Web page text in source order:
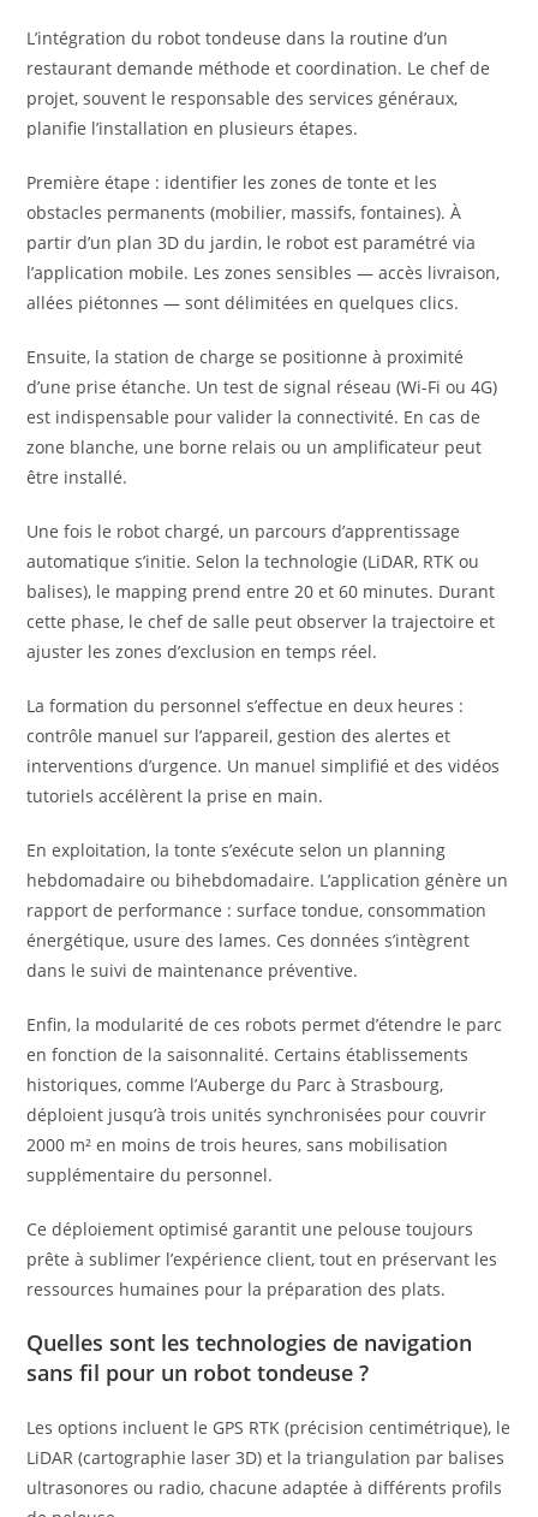
L’intégration du robot tondeuse dans la routine d’un
restaurant demande méthode et coordination. Le chef de
projet, souvent le responsable des services généraux,
planifie l’installation en plusieurs étapes.
Première étape : identifier les zones de tonte et les
obstacles permanents (mobilier, massifs, fontaines). À
partir d’un plan 3D du jardin, le robot est paramétré via
l’application mobile. Les zones sensibles — accès livraison,
allées piétonnes — sont délimitées en quelques clics.
Ensuite, la station de charge se positionne à proximité
d’une prise étanche. Un test de signal réseau (Wi-Fi ou 4G)
est indispensable pour valider la connectivité. En cas de
zone blanche, une borne relais ou un amplificateur peut
être installé.
Une fois le robot chargé, un parcours d’apprentissage
automatique s’initie. Selon la technologie (LiDAR, RTK ou
balises), le mapping prend entre 20 et 60 minutes. Durant
cette phase, le chef de salle peut observer la trajectoire et
ajuster les zones d’exclusion en temps réel.
La formation du personnel s’effectue en deux heures :
contrôle manuel sur l’appareil, gestion des alertes et
interventions d’urgence. Un manuel simplifié et des vidéos
tutoriels accélèrent la prise en main.
En exploitation, la tonte s’exécute selon un planning
hebdomadaire ou bihebdomadaire. L’application génère un
rapport de performance : surface tondue, consommation
énergétique, usure des lames. Ces données s’intègrent
dans le suivi de maintenance préventive.
Enfin, la modularité de ces robots permet d’étendre le parc
en fonction de la saisonnalité. Certains établissements
historiques, comme l’Auberge du Parc à Strasbourg,
déploient jusqu’à trois unités synchronisées pour couvrir
2000 m² en moins de trois heures, sans mobilisation
supplémentaire du personnel.
Ce déploiement optimisé garantit une pelouse toujours
prête à sublimer l’expérience client, tout en préservant les
ressources humaines pour la préparation des plats.
Quelles sont les technologies de navigation
sans fil pour un robot tondeuse ?
Les options incluent le GPS RTK (précision centimétrique), le
LiDAR (cartographie laser 3D) et la triangulation par balises
ultrasonores ou radio, chacune adaptée à différents profils